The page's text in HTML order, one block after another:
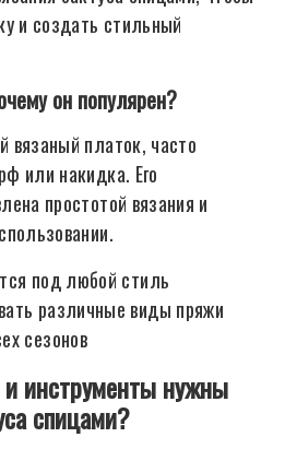
и создать стильный
он популярен?
вязаный платок, часто
или накидка. Его
простотой вязания и
под любой стиль
различные виды пряжи
сезонов
инструменты нужны
спицами?